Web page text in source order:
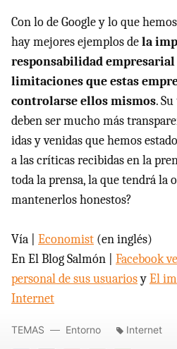
Con lo de Google y lo que
hay mejores ejemplos dela
responsabilidad empresarial
limitaciones que estas
controlarse ellos mismos.
deben ser mucho más
idas y venidas que hemos
a las críticas recibidas en la
toda la prensa, la que tendrá la
mantenerlos honestos?
Vía | Economist (en inglés)
En El Blog Salmón | Facebook
personal de sus usuariosyEl
Internet
TEMAS Entorno Internet